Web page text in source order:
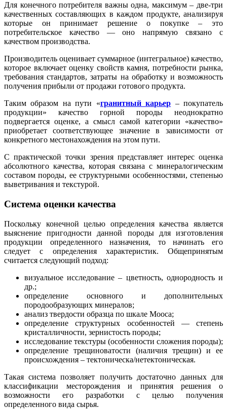
Для конечного потребителя важны одна, максимум – две-три
качественных составляющих в каждом продукте, анализируя
которые он принимает решение о покупке – это
потребительское качество — оно напрямую связано с
качеством производства.
Производитель оценивает суммарное (интегральное) качество,
которое включает оценку свойств камня, потребности рынка,
требования стандартов, затраты на обработку и возможность
получения прибыли от продажи готового продукта.
Таким образом на пути «гранитный карьер – покупатель
продукции» качество горной породы неоднократно
подвергается оценке, а смысл самой категории «качество»
приобретает соответствующее значение в зависимости от
конкретного местонахождения на этом пути.
С практической точки зрения представляет интерес оценка
абсолютного качества, которая связана с минералогическим
составом породы, ее структурными особенностями, степенью
выветривания и текстурой.
Система оценки качества
Поскольку конечной целью определения качества является
выяснение пригодности данной породы для изготовления
продукции определенного назначения, то начинать его
следует с определения характеристик. Общепринятым
считается следующий подход:
визуальное исследование – цветность, однородность и
др.;
определение основного и дополнительных
породообразующих минералов;
анализ твердости образца по шкале Мооса;
определение структурных особенностей — степень
кристалличности, зернистость породы;
исследование текстуры (особенности сложения породы);
определение трещиноватости (наличия трещин) и ее
происхождения – тектоническа/нетектоническая.
Такая система позволяет получить достаточно данных для
классификации месторождения и принятия решения о
возможности его разработки с целью получения
определенного вида сырья.